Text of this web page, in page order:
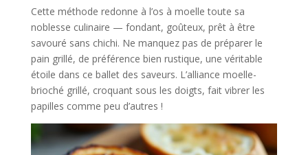
Cette méthode redonne à l’os à moelle toute sa
noblesse culinaire — fondant, goûteux, prêt à être
savouré sans chichi. Ne manquez pas de préparer le
pain grillé, de préférence bien rustique, une véritable
étoile dans ce ballet des saveurs. L’alliance moelle-
brioché grillé, croquant sous les doigts, fait vibrer les
papilles comme peu d’autres !